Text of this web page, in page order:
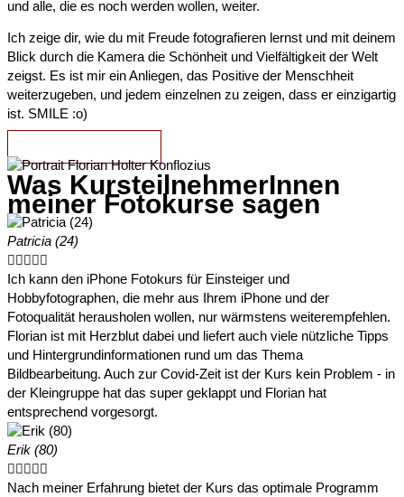
und alle, die es noch werden wollen, weiter.
Ich zeige dir, wie du mit Freude fotografieren lernst und mit deinem
Blick durch die Kamera die Schönheit und Vielfältigkeit der Welt
zeigst. Es ist mir ein Anliegen, das Positive der Menschheit
weiterzugeben, und jedem einzelnen zu zeigen, dass er einzigartig
ist. SMILE :o)
Was KursteilnehmerInnen
meiner Fotokurse sagen
Patricia (24)
    
Ich kann den iPhone Fotokurs für Einsteiger und
Hobbyfotographen, die mehr aus Ihrem iPhone und der
Fotoqualität herausholen wollen, nur wärmstens weiterempfehlen.
Florian ist mit Herzblut dabei und liefert auch viele nützliche Tipps
und Hintergrundinformationen rund um das Thema
Bildbearbeitung. Auch zur Covid-Zeit ist der Kurs kein Problem - in
der Kleingruppe hat das super geklappt und Florian hat
entsprechend vorgesorgt.
Erik (80)
    
Nach meiner Erfahrung bietet der Kurs das optimale Programm